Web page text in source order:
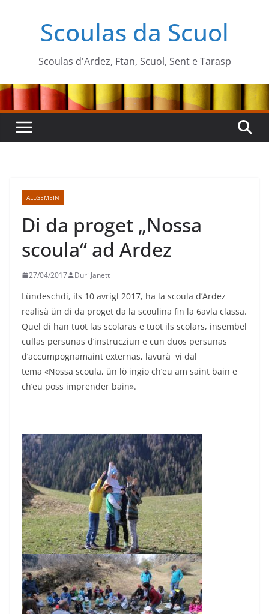
Scoulas da Scuol
Scoulas d'Ardez, Ftan, Scuol, Sent e Tarasp
ALLGEMEIN
Di da proget „Nossa
scoula“ ad Ardez
27/04/2017 Duri Janett
Lündeschdi, ils 10 avrigl 2017, ha la scoula d’Ardez
realisà ün di da proget da la scoulina fin la 6avla classa.
Quel di han tuot las scolaras e tuot ils scolars, insembel
cullas persunas d’instrucziun e cun duos persunas
d’accumpognamaint externas, lavurà vi dal
tema «Nossa scoula, ün lö ingio ch’eu am saint bain e
ch’eu poss imprender bain».